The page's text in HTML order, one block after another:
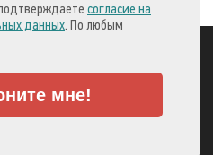
согласие на
данных. По любым
мне!